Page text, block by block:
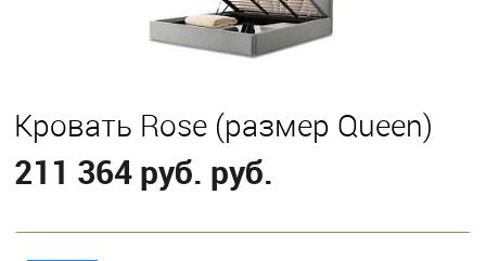
Кровать Rose (размер Queen)
211 364 руб. руб.